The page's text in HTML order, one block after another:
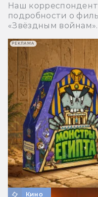
Наш корреспондент
подробности о
«Звёздным войнам».
Кино
РЕКЛАМА